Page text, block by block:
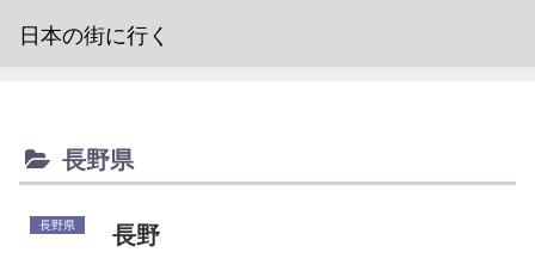
日本の街に行く
長野県
長野県 長野